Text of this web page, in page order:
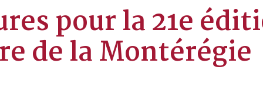
pour la 21e
de la Montérégie